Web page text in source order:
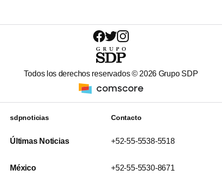
Todos los derechos reservados © 2026 Grupo SDP
sdpnoticias
Últimas Noticias
México
Contacto
+52-55-5538-5518
+52-55-5530-8671